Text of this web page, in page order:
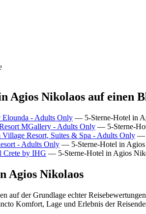
Agios Nikolaos auf einen
- Adults Only — 5-Sterne-Hotel in
MGallery - Adults Only — 5-Sterne-
Resort, Suites & Spa - Adults Only —
- Adults Only — 5-Sterne-Hotel in
Crete by IHG — 5-Sterne-Hotel in Agios
Agios Nikolaos
auf der Grundlage echter
Komfort, Lage und Erlebnis der